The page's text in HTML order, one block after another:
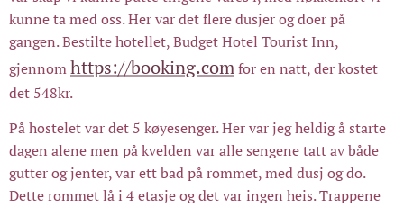
kunne ta med oss. Her var det flere dusjer og doer på
gangen. Bestilte hotellet, Budget Hotel Tourist Inn,
gjennomhttps://booking.comfor en natt, der kostet
det 548kr.
På hostelet var det 5 køyesenger. Her var jeg heldig å starte
dagen alene men på kvelden var alle sengene tatt av både
gutter og jenter, var ett bad på rommet, med dusj og do.
Dette rommet lå i 4 etasje og det var ingen heis. Trappene